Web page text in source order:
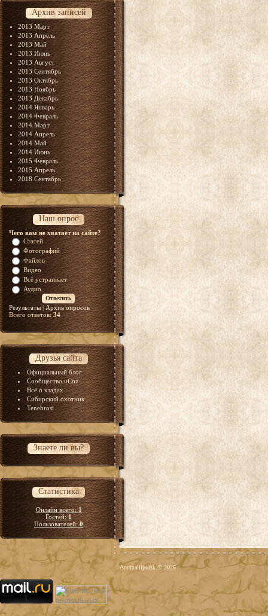
Архив записей
2013 Март
2013 Апрель
2013 Май
2013 Июнь
2013 Август
2013 Сентябрь
2013 Октябрь
2013 Ноябрь
2013 Декабрь
2014 Январь
2014 Февраль
2014 Март
2014 Апрель
2014 Май
2014 Июнь
2015 Февраль
2015 Апрель
2018 Сентябрь
Наш опрос
Чего вам не хватает на сайте?
Статей
Фотографий
Файлов
Видео
Всё устраивает
Аудио
Результаты|Архив опросов
Всего ответов:34
Друзья сайта
Официальный блог
Сообщество uCoz
Всё о кладах
Сибирский охотник
Tenebrosi
Знаете ли вы?
Статистика
Онлайн всего:1
Гостей:1
Пользователей:0
Anomaliipoisk © 2026